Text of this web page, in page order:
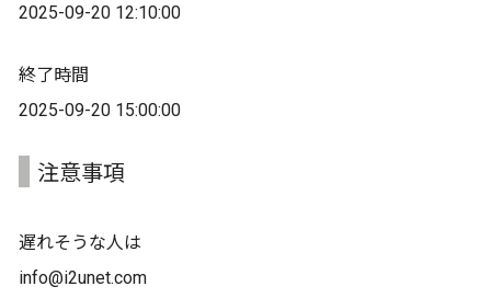
2025-09-20 12:10:00
終了時間
2025-09-20 15:00:00
注意事項
遅れそうな人は
info@i2unet.com